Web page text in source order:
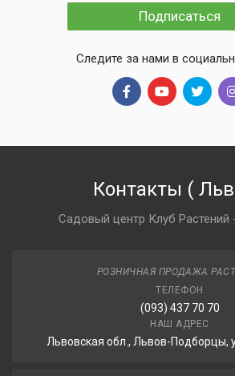
Подписаться
Следите за нами в
Контакты (
Садовый центр Клуб
РОЗНИЧНАЯ ПРОДАЖА
ТЕЛЕФОН
(093) 437 70 70
НАШ АДРЕС
Львовская обл., Львов-Подборцы,